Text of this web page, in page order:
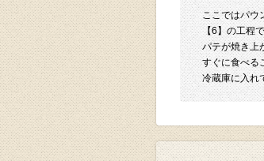
ここではパウ
【6】の工程
パテが焼き上
すぐに食べる
冷蔵庫に入れ